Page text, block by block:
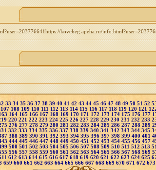
kovcheg.apeha.ru/
33 34 35 36 37 38 39 40 41 42 43 44 45 46 47 48 49 50 51 52
107 108 109 110 111 112 113 114 115 116 117118 119 120 121
164 165 166 167 168 169 170 171 172 173 174 175 176 177
220 221 222 223 224 225 226227 228 229 230 231 232 233
276 277 278 279 280 281 282 283 284 285 286 287 288 289
332 333 334 335 336 337 338 339 340 341 342 343 344 345
388 389 390 391 392 393 394 395 396 397 398 399 400 401
444 445 446 447 448 449 450 451 452 453 454 455 456 457
500 501 502 503 504 505 506 507 508 509 510 511 512 513
556 557 558 559 560 561 562 563 564 565 566 567 568 569
612 613 614 615 616 617 618 619 620 621 622 623 624 625
659 660 661 662 663 664 665 666 667 668 669 670 671 672 673